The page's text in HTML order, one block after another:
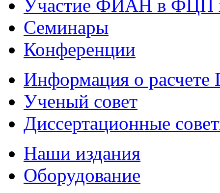
Участие ФИАН в ФЦП
Семинары
Конференции
Информация о
Ученый совет
Диссертационные
Наши издания
Оборудование